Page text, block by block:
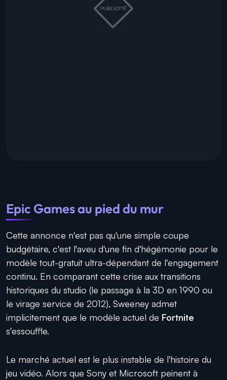
Epic Games au pied du mur
Cette annonce n'est pas qu'une simple coupe
budgétaire, c'est l'aveu d'une fin d'hégémonie pour le
modèle tout-gratuit ultra-dépendant de l'engagement
continu. En comparant cette crise aux transitions
historiques du studio (le passage à la 3D en 1990 ou
le virage service de 2012), Sweeney admet
implicitement que le modèle actuel de Fortnite
s'essouffle.
Le marché actuel est le plus instable de l'histoire du
jeu vidéo. Alors que Sony et Microsoft peinent à